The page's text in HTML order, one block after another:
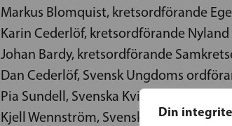
Din
Markus Blomquist, kretsordförande
Karin Cederlöf, kretsordförande Nyland
Johan Bardy, kretsordförande
Dan Cederlöf, Svensk Ungdoms
Pia Sundell, Svenska Kvinnoförbundets
Kjell Wennström, Svenska Seniorers